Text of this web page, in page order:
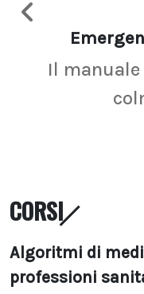
Il
CORSI
Algoritmi di
professioni